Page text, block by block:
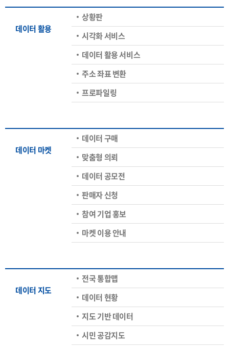
데이터 활용
상황판
시각화 서비스
데이터 활용 서비스
주소 좌표 변환
프로파일링
데이터 마켓
데이터 구매
맞춤형 의뢰
데이터 공모전
판매자 신청
참여 기업 홍보
마켓 이용 안내
데이터 지도
전국 통합맵
데이터 현황
지도 기반 데이터
시민 공감지도